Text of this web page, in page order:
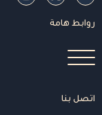
روابط هامة
اتصل بنا